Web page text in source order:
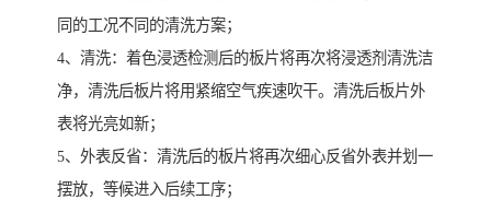
同的工况不同的清洗方案；
4、清洗：着色浸透检测后的板片将再次将浸透剂清洗洁
净，清洗后板片将用紧缩空气疾速吹干。清洗后板片外
表将光亮如新；
5、外表反省：清洗后的板片将再次细心反省外表并划一
摆放，等候进入后续工序；